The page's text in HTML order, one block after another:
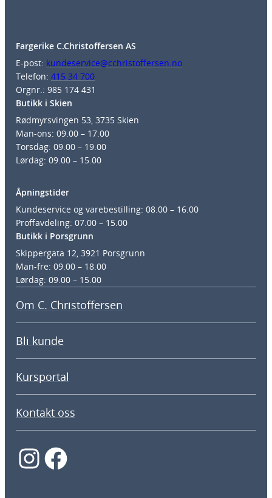
Fargerike C.Christoffersen AS
E-post: kundeservice@cchristoffersen.no
Telefon: 415 34 700
Orgnr.: 985 174 431
Butikk i Skien
Rødmyrsvingen 53, 3735 Skien
Man-ons: 09.00 – 17.00
Torsdag: 09.00 – 19.00
Lørdag: 09.00 – 15.00
Åpningstider
Kundeservice og varebestilling: 08.00 – 16.00
Proffavdeling: 07.00 – 15.00
Butikk i Porsgrunn
Skippergata 12, 3921 Porsgrunn
Man-fre: 09.00 – 18.00
Lørdag: 09.00 – 15.00
Om C. Christoffersen
Bli kunde
Kursportal
Kontakt oss
InstagramFacebook